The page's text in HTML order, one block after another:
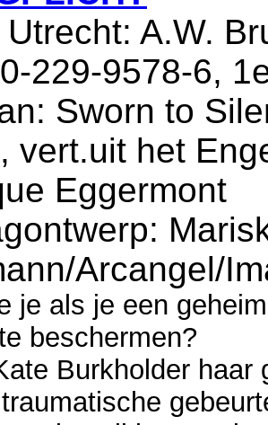
A.W.
229-9578-6,
Sworn to
vert.uit het
Eggermont
Arcangel/
je als je een
beschermen?
Burkholder